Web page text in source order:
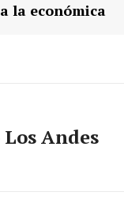
la económica
Andes